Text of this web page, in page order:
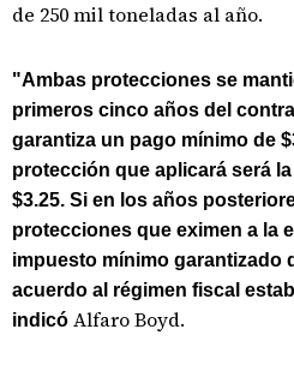
de 250 mil toneladas al año.
"Ambas protecciones se
primeros cinco años del
garantiza un pago mínimo de
protección que aplicará será
$3.25. Si en los años
protecciones que eximen a la
impuesto mínimo garantizado
acuerdo al régimen fiscal
indicó Alfaro Boyd.